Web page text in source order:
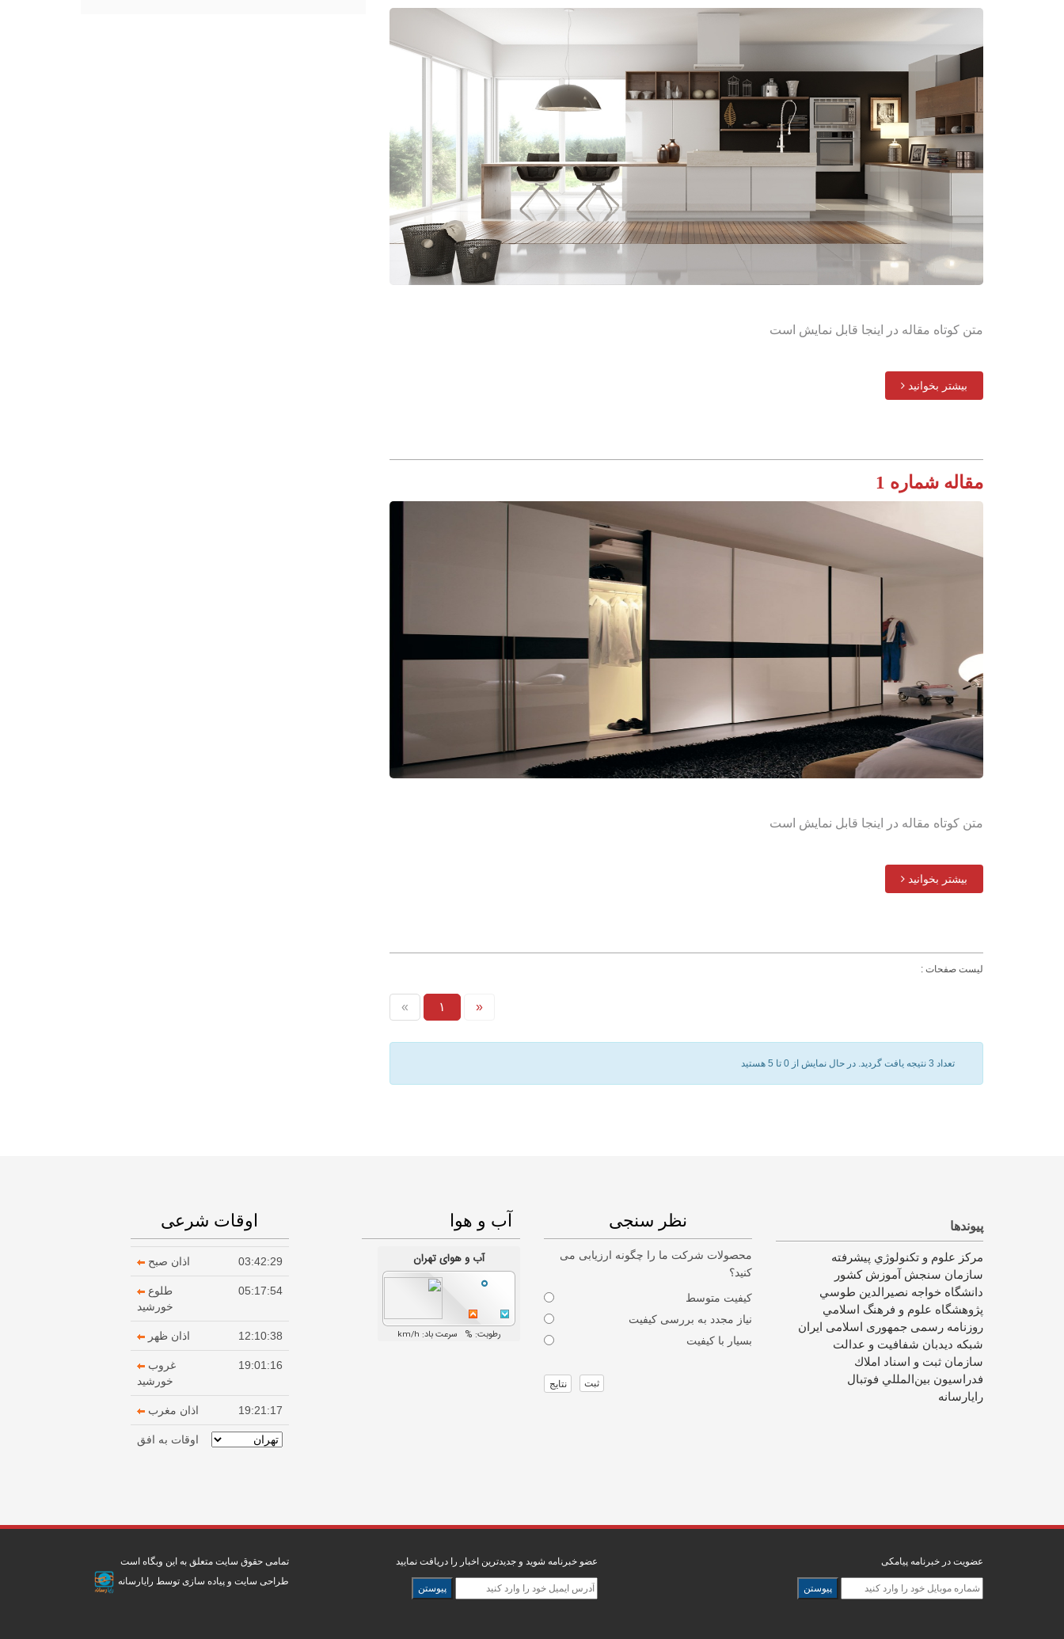
متن کوتاه مقاله در اینجا قابل نمایش است
بیشتر بخوانید
مقاله شماره 1
متن کوتاه مقاله در اینجا قابل نمایش است
بیشتر بخوانید
ليست صفحات :
« ۱ »
تعداد 3 نتيجه يافت گرديد. در حال نمايش از 0 تا 5 هستيد
اوقات شرعی
03:42:29 اذان صبح
05:17:54
طلوع
خورشید
12:10:38 اذان ظهر
19:01:16
غروب
خورشید
19:21:17 اذان مغرب
اوقات به افق
آب و هوا نظر سنجی
محصولات شرکت ما را چگونه ارزیابی می
کنید؟
کیفیت متوسط
نیاز مجدد به بررسی کیفیت
بسیار با کیفیت
ثبت
پیوندها
مرکز علوم و تکنولوژي پيشرفته
سازمان سنجش آموزش كشور
دانشگاه خواجه نصيرالدين طوسي
پژوهشگاه علوم و فرهنگ اسلامي
روزنامه رسمی جمهوری اسلامی ایران
شبکه دیدبان شفافیت و عدالت
سازمان ثبت و اسناد املاك
فدراسيون بين‌المللي فوتبال
رایارسانه
عضو خبرنامه شوید و جدیدترین اخبار را دریافت نمایید عضویت در خبرنامه پیامکی
تمامی حقوق سایت متعلق به این وبگاه است
طراحی سایت و پیاده سازی توسط رایارسانه